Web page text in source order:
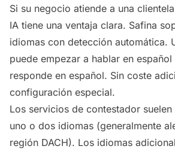
Si su negocio atiende a una
IA tiene una ventaja clara. Safina
idiomas con detección automática.
puede empezar a hablar en
responde en español. Sin coste
configuración especial.
Los servicios de contestador
uno o dos idiomas (generalmente
región DACH). Los idiomas